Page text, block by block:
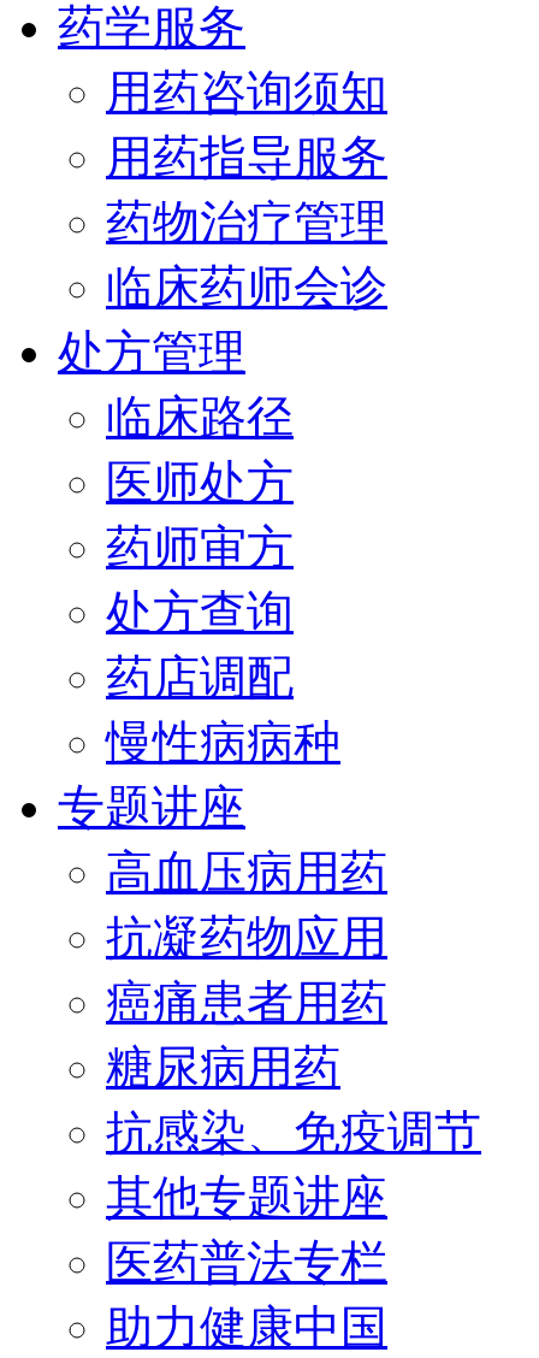
药学服务
用药咨询须知
用药指导服务
药物治疗管理
临床药师会诊
处方管理
临床路径
医师处方
药师审方
处方查询
药店调配
慢性病病种
专题讲座
高血压病用药
抗凝药物应用
癌痛患者用药
糖尿病用药
抗感染、免疫调节
其他专题讲座
医药普法专栏
助力健康中国